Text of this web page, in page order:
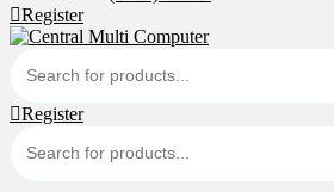
Register
Register